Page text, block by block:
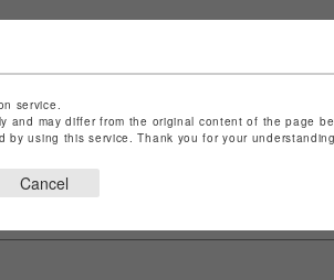
service.
and may differ from the original content of the page
using this service. Thank you for your
Cancel